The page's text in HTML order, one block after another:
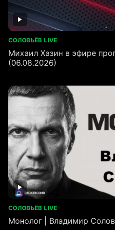
СОЛОВЬЁВ LIVE
Михаил Хазин в эфире
(06.08.2026)
СОЛОВЬЁВ LIVE
Монолог | Владимир